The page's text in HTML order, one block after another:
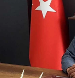
Politika
Spor
Turizm